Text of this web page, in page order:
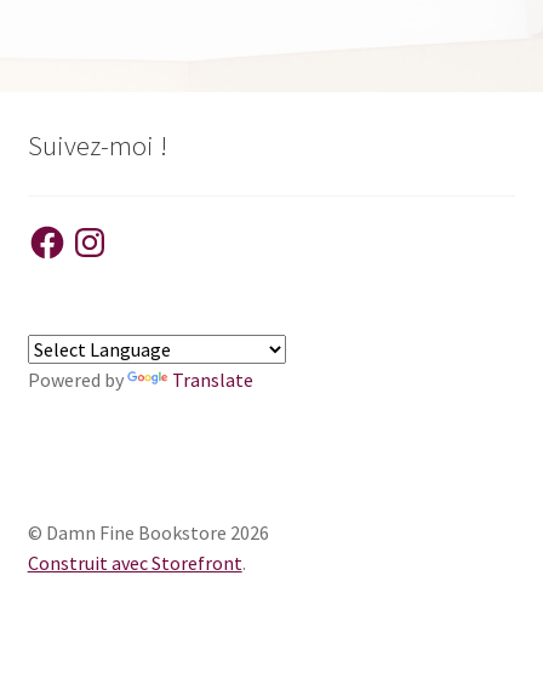
Suivez-moi !
FacebookInstagram
Powered by Translate
© Damn Fine Bookstore 2026
Construit avec Storefront.